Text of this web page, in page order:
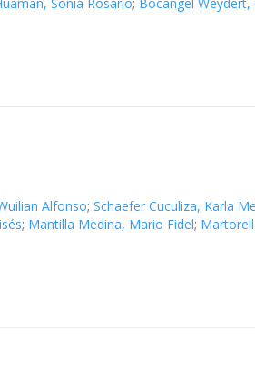
Alfonso; Schaefer Cuculiza, Karla
; Mantilla Medina, Mario Fidel;